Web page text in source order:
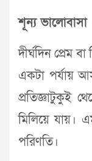
শূন্য ভালোবাসা
দীর্ঘদিন প্রেম
একটা পর্যায়
প্রতিজ্ঞাটুকুই
মিলিয়ে যায়।
পরিণতি।